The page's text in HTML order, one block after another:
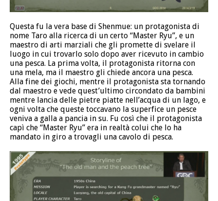
Questa fu la vera base di Shenmue: un protagonista di
nome Taro alla ricerca di un certo “Master Ryu”, e un
maestro di arti marziali che gli promette di svelare il
luogo in cui trovarlo solo dopo aver ricevuto in cambio
una pesca. La prima volta, il protagonista ritorna con
una mela, ma il maestro gli chiede ancora una pesca.
Alla fine dei giochi, mentre il protagonista sta tornando
dal maestro e vede quest’ultimo circondato da bambini
mentre lancia delle pietre piatte nell’acqua di un lago, e
ogni volta che queste toccavano la superfice un pesce
veniva a galla a pancia in su. Fu così che il protagonista
capì che “Master Ryu” era in realtà colui che lo ha
mandato in giro a trovagli una cavolo di pesca.